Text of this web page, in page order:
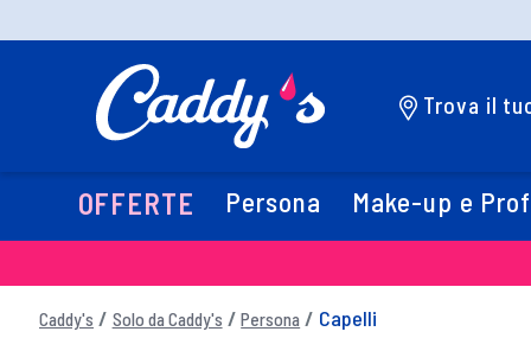
Trova il
OFFERTE Persona Make-up e
Caddy's Solo da Caddy's Persona Capelli